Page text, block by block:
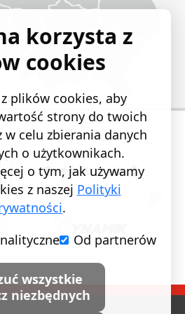
korzysta z
cookies
plików cookies, aby
strony do twoich
w celu zbierania danych
o użytkownikach.
o tym, jak używamy
z naszej Polityki
.
Od partnerów
wszystkie
niezbędnych